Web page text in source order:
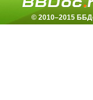
© 2010–2015